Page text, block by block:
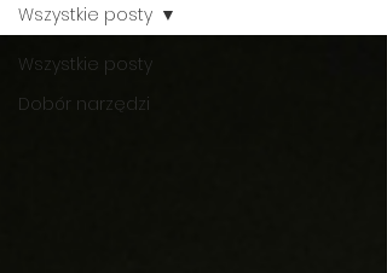
Wszystkie posty
Dobór narzędzi
Wszystkie posty